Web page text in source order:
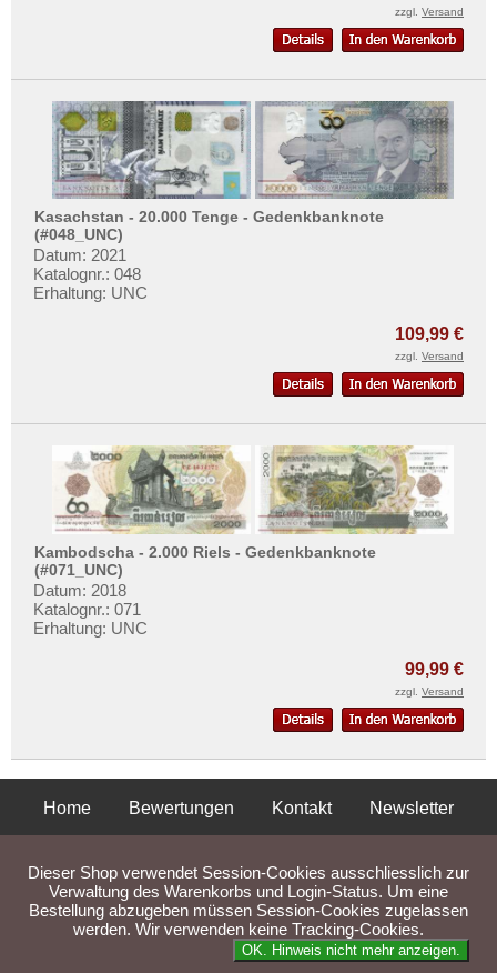
zzgl. Versand
Kasachstan - 20.000 Tenge - Gedenkbanknote
(#048_UNC)
Datum: 2021
Katalognr.: 048
Erhaltung: UNC
109,99 €
zzgl. Versand
Kambodscha - 2.000 Riels - Gedenkbanknote
(#071_UNC)
Datum: 2018
Katalognr.: 071
Erhaltung: UNC
99,99 €
zzgl. Versand
Home Bewertungen Kontakt
Newsletter
Liefer- und Versandkosten
Dieser Shop verwendet Session-Cookies ausschliesslich zur
Verwaltung des Warenkorbs und Login-Status. Um eine
Bestellung abzugeben müssen Session-Cookies zugelassen
werden. Wir verwenden keine Tracking-Cookies.
OK. Hinweis nicht mehr anzeigen.